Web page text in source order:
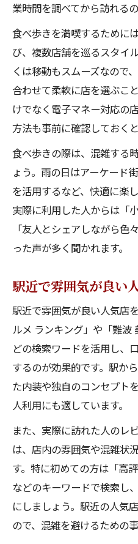
業時間を調べてから訪れる
食べ歩きを満喫するために
び、複数店舗を巡るスタイ
くは移動もスムーズなので
合わせて柔軟に店を選ぶこ
けでなく電子マネー対応の
方法も事前に確認しておくと
食べ歩きの際は、混雑する
ょう。雨の日はアーケード
を活用するなど、快適に楽
実際に利用した人からは「
「友人とシェアしながら色
った声が多く聞かれます。
駅近で雰囲気が良い
駅近で雰囲気が良い人気店
ルメ ランキング」や「難波
どの検索ワードを活用し、
するのが効果的です。駅か
た内装や独自のコンセプト
人利用にも適しています。
また、実際に訪れた人のレ
は、店内の雰囲気や混雑状
す。特に初めての方は「高
などのキーワードで検索し
にしましょう。駅近の人気
ので、混雑を避けるための